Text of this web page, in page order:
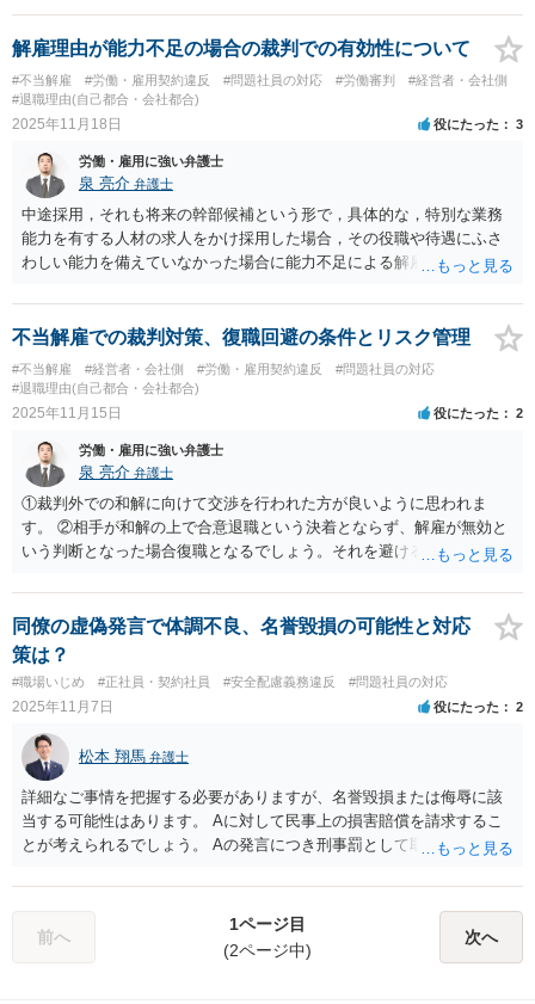
解雇理由が能力不足の場合の裁判での有効性について
#不当解雇 #労働・雇用契約違反 #問題社員の対応 #労働審判
#経営者・会社側
#退職理由(自己都合・会社都合)
2025年11月18日 役にたった 3
労働・雇用に強い弁護士
泉 亮介 弁護士
中途採用，それも将来の幹部候補という形で，具体的な，特別な業務
能力を有する人材の求人をかけ採用した場合，その役職や待遇にふさ
わしい能力を備えていなかった場合に能力不足による解雇が認められ
接においても具体的な能力の内容についての確認等が行われていなか
った場合，不当解雇として判断される可能性があり得ます。 実際の求
人の出し方，面接時の確認内容，労働者からのプレゼン内容，雇用契
約書の記載内容等の様々な事情を判断する必要があるかと思われます
ので，公開相談の場での回答は難しいかと思われます。 一般的には，
との証明ができれば能力不足を理由とした解雇が正当なものと判断さ
れます。
不当解雇での裁判対策、復職回避の条件とリスク管理
#不当解雇 #経営者・会社側 #労働・雇用契約違反
#問題社員の対応
#退職理由(自己都合・会社都合)
2025年11月15日 役にたった 2
労働・雇用に強い弁護士
泉 亮介 弁護士
①裁判外での和解に向けて交渉を行われた方が良いように思われま
す。 ②相手が和解の上で合意退職という決着とならず、解雇が無効と
いう判断となった場合復職となるでしょう。それを避ける場合相手が
ースバイケースです。 ③大きく影響はしないかとは思われますが、印
象はあまり良くはないでしょう。具体的な事実関係にもよりますが、
裁判で負ける可能性が高いようであれば、早めに交渉で話をまとめた
方が結果として会社の被る損害は少なくなるかと思われます。
同僚の虚偽発言で体調不良、名誉毀損の可能性と対応
策は？
#職場いじめ #正社員・契約社員 #安全配慮義務違反 #問題社員の対応
2025年11月7日 役にたった 2
松本 翔馬 弁護士
詳細なご事情を把握する必要がありますが、名誉毀損または侮辱に該
当する可能性はあります。 Aに対して民事上の損害賠償を請求するこ
とが考えられるでしょう。 Aの発言につき刑事罰として取り扱うのは
しては難しいと思われます。 弁護士相談を実施して、Aに対して主張
書面を送付することも手段の一つです。
前へ
1ページ目
(2ページ中)
次へ